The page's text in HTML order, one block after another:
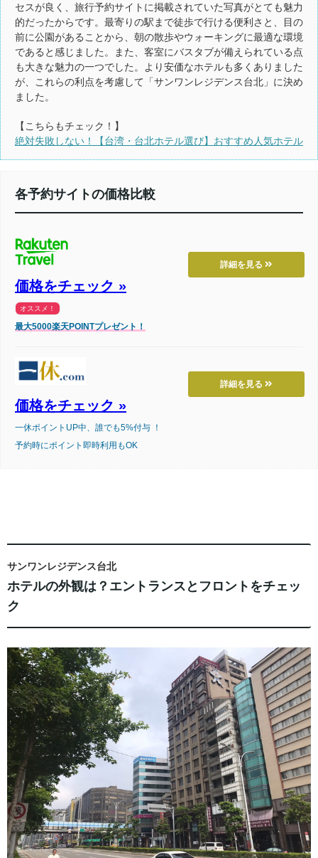
セスが良く、旅行予約サイトに掲載されていた写真がとても魅力
的だったからです。最寄りの駅まで徒歩で行ける便利さと、目の
前に公園があることから、朝の散歩やウォーキングに最適な環境
であると感じました。また、客室にバスタブが備えられている点
も大きな魅力の一つでした。より安価なホテルも多くありました
が、これらの利点を考慮して「サンワンレジデンス台北」に決め
ました。
【こちらもチェック！】
絶対失敗しない！【台湾・台北ホテル選び】おすすめ人気ホテル
各予約サイトの価格比較
詳細を見る
価格をチェック »
オススメ！
最大5000楽天POINTプレゼント！
詳細を見る
価格をチェック »
一休ポイントUP中、誰でも5%付与 ！
予約時にポイント即時利用もOK
サンワンレジデンス台北
ホテルの外観は？エントランスとフロントをチェッ
ク